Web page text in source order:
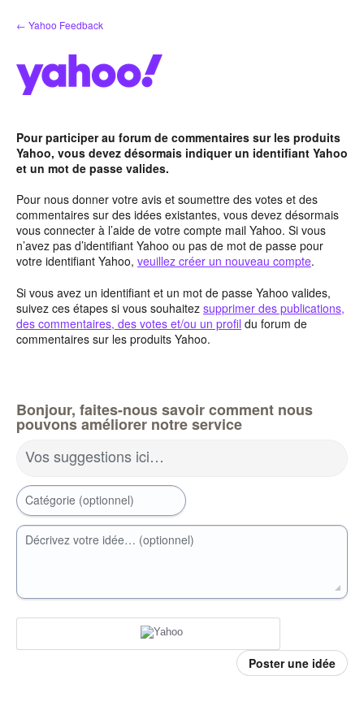
Aller
au
← Yahoo Feedback
Pour participer au forum de commentaires sur les produits
Yahoo, vous devez désormais indiquer un identifiant Yahoo
et un mot de passe valides.
Pour nous donner votre avis et soumettre des votes et des
commentaires sur des idées existantes, vous devez désormais
vous connecter à l’aide de votre compte mail Yahoo. Si vous
n’avez pas d’identifiant Yahoo ou pas de mot de passe pour
votre identifiant Yahoo, veuillez créer un nouveau compte.
Si vous avez un identifiant et un mot de passe Yahoo valides,
suivez ces étapes si vous souhaitez supprimer des publications,
des commentaires, des votes et/ou un profil du forum de
commentaires sur les produits Yahoo.
Bonjour, faites-nous savoir comment nous
pouvons améliorer notre service
Vos suggestions ici…
Catégorie (optionnel)
Décrivez votre idée… (optionnel)
Poster une idée